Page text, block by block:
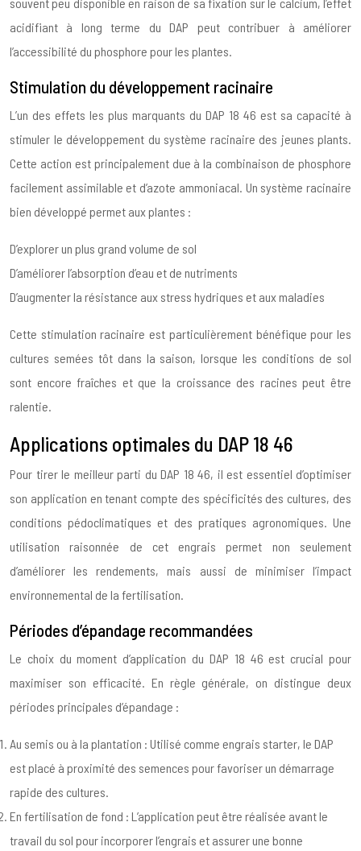
souvent peu disponible en raison de sa fixation sur le calcium, l’effet
acidifiant à long terme du DAP peut contribuer à améliorer
l’accessibilité du phosphore pour les plantes.
Stimulation du développement racinaire
L’un des effets les plus marquants du DAP 18 46 est sa capacité à
stimuler le développement du système racinaire des jeunes plants.
Cette action est principalement due à la combinaison de phosphore
facilement assimilable et d’azote ammoniacal. Un système racinaire
bien développé permet aux plantes :
D’explorer un plus grand volume de sol
D’améliorer l’absorption d’eau et de nutriments
D’augmenter la résistance aux stress hydriques et aux maladies
Cette stimulation racinaire est particulièrement bénéfique pour les
cultures semées tôt dans la saison, lorsque les conditions de sol
sont encore fraîches et que la croissance des racines peut être
ralentie.
Applications optimales du DAP 18 46
Pour tirer le meilleur parti du DAP 18 46, il est essentiel d’optimiser
son application en tenant compte des spécificités des cultures, des
conditions pédoclimatiques et des pratiques agronomiques. Une
utilisation raisonnée de cet engrais permet non seulement
d’améliorer les rendements, mais aussi de minimiser l’impact
environnemental de la fertilisation.
Périodes d’épandage recommandées
Le choix du moment d’application du DAP 18 46 est crucial pour
maximiser son efficacité. En règle générale, on distingue deux
périodes principales d’épandage :
Au semis ou à la plantation : Utilisé comme engrais starter, le DAP
est placé à proximité des semences pour favoriser un démarrage
rapide des cultures.
En fertilisation de fond : L’application peut être réalisée avant le
travail du sol pour incorporer l’engrais et assurer une bonne